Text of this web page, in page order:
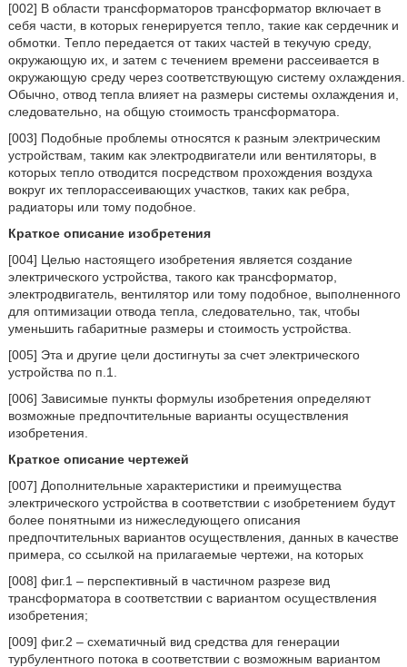
[002] В области трансформаторов трансформатор включает в
себя части, в которых генерируется тепло, такие как сердечник и
обмотки. Тепло передается от таких частей в текучую среду,
окружающую их, и затем с течением времени рассеивается в
окружающую среду через соответствующую систему охлаждения.
Обычно, отвод тепла влияет на размеры системы охлаждения и,
следовательно, на общую стоимость трансформатора.
[003] Подобные проблемы относятся к разным электрическим
устройствам, таким как электродвигатели или вентиляторы, в
которых тепло отводится посредством прохождения воздуха
вокруг их теплорассеивающих участков, таких как ребра,
радиаторы или тому подобное.
Краткое описание изобретения
[004] Целью настоящего изобретения является создание
электрического устройства, такого как трансформатор,
электродвигатель, вентилятор или тому подобное, выполненного
для оптимизации отвода тепла, следовательно, так, чтобы
уменьшить габаритные размеры и стоимость устройства.
[005] Эта и другие цели достигнуты за счет электрического
устройства по п.1.
[006] Зависимые пункты формулы изобретения определяют
возможные предпочтительные варианты осуществления
изобретения.
Краткое описание чертежей
[007] Дополнительные характеристики и преимущества
электрического устройства в соответствии с изобретением будут
более понятными из нижеследующего описания
предпочтительных вариантов осуществления, данных в качестве
примера, со ссылкой на прилагаемые чертежи, на которых
[008] фиг.1 – перспективный в частичном разрезе вид
трансформатора в соответствии с вариантом осуществления
изобретения;
[009] фиг.2 – схематичный вид средства для генерации
турбулентного потока в соответствии с возможным вариантом